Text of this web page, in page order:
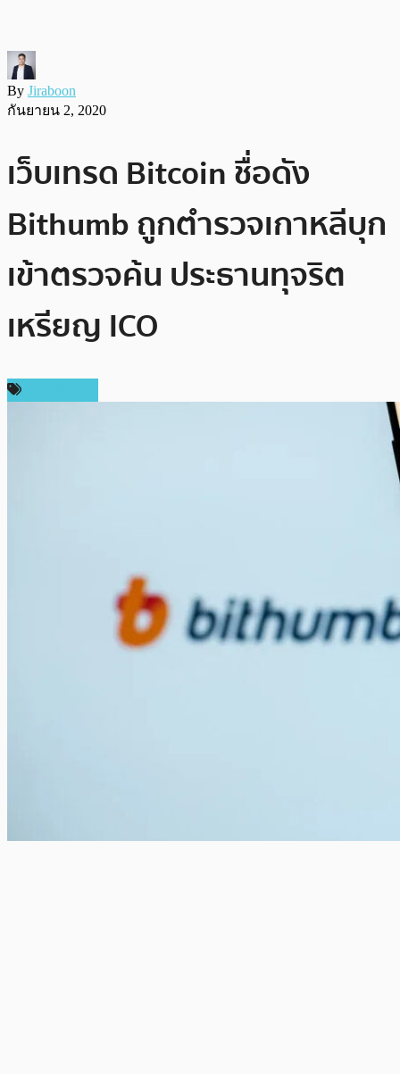
By Jiraboon
กันยายน 2, 2020
เว็บเทรด Bitcoin ชื่อดัง
Bithumb ถูกตำรวจเกาหลีบุก
เข้าตรวจค้น ประธานทุจริต
เหรียญ ICO